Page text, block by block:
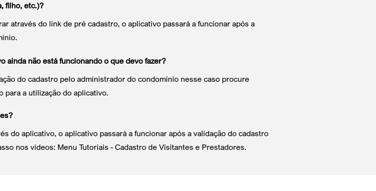
filho, etc.)?
através do link de pré cadastro, o aplicativo passará a funcionar após a
ainda não está funcionando o que devo fazer?
do cadastro pelo administrador do condomínio nesse caso procure
a utilização do aplicativo.
do aplicativo, o aplicativo passará a funcionar após a validação do cadastro
nos vídeos: Menu Tutoriais - Cadastro de Visitantes e Prestadores.